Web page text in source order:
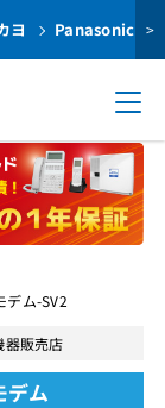
ヨ Panasonic >
デム-SV2
器販売店
デム